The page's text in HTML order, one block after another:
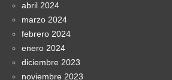
abril 2024
marzo 2024
febrero 2024
enero 2024
diciembre 2023
noviembre 2023